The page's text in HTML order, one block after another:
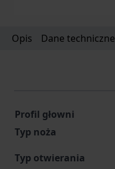
Opis Dane techniczne
Profil głowni
Typ noża
Typ otwierania